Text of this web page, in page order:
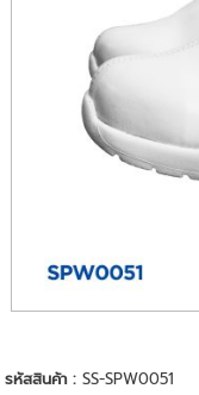
รหัสสินค้า :SS-SPW0051